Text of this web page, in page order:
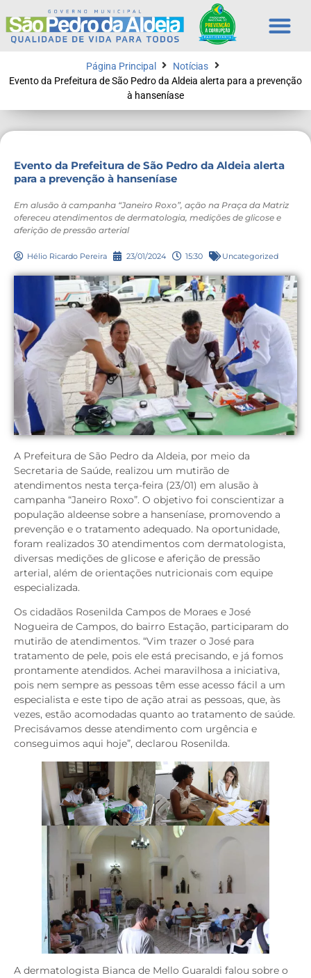
Página Principal
Notícias
Evento da Prefeitura de São Pedro da Aldeia alerta para a prevenção
à hanseníase
Evento da Prefeitura de São Pedro da Aldeia alerta
para a prevenção à hanseníase
Em alusão à campanha “Janeiro Roxo”, ação na Praça da Matriz
ofereceu atendimentos de dermatologia, medições de glicose e
aferição de pressão arterial
Hélio Ricardo Pereira 23/01/2024 15:30 Uncategorized
A Prefeitura de São Pedro da Aldeia, por meio da
Secretaria de Saúde, realizou um mutirão de
atendimentos nesta terça-feira (23/01) em alusão à
campanha “Janeiro Roxo”. O objetivo foi conscientizar a
população aldeense sobre a hanseníase, promovendo a
prevenção e o tratamento adequado. Na oportunidade,
foram realizados 30 atendimentos com dermatologista,
diversas medições de glicose e aferição de pressão
arterial, além de orientações nutricionais com equipe
especializada.
Os cidadãos Rosenilda Campos de Moraes e José
Nogueira de Campos, do bairro Estação, participaram do
mutirão de atendimentos. “Vim trazer o José para
tratamento de pele, pois ele está precisando, e já fomos
prontamente atendidos. Achei maravilhosa a iniciativa,
pois nem sempre as pessoas têm esse acesso fácil a um
especialista e este tipo de ação atrai as pessoas, que, às
vezes, estão acomodadas quanto ao tratamento de saúde.
Precisávamos desse atendimento com urgência e
conseguimos aqui hoje”, declarou Rosenilda.
A dermatologista Bianca de Mello Guaraldi falou sobre o